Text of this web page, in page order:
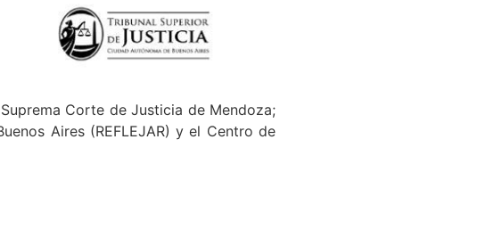
Corte de Justicia de Mendoza;
Aires (REFLEJAR) y el Centro de